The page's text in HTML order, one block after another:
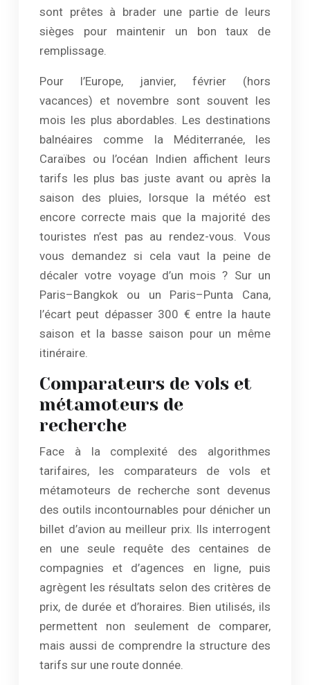
sont prêtes à brader une partie de leurs
sièges pour maintenir un bon taux de
remplissage.
Pour l’Europe, janvier, février (hors
vacances) et novembre sont souvent les
mois les plus abordables. Les destinations
balnéaires comme la Méditerranée, les
Caraïbes ou l’océan Indien affichent leurs
tarifs les plus bas juste avant ou après la
saison des pluies, lorsque la météo est
encore correcte mais que la majorité des
touristes n’est pas au rendez-vous. Vous
vous demandez si cela vaut la peine de
décaler votre voyage d’un mois ? Sur un
Paris–Bangkok ou un Paris–Punta Cana,
l’écart peut dépasser 300 € entre la haute
saison et la basse saison pour un même
itinéraire.
Comparateurs de vols et
métamoteurs de
recherche
Face à la complexité des algorithmes
tarifaires, les comparateurs de vols et
métamoteurs de recherche sont devenus
des outils incontournables pour dénicher un
billet d’avion au meilleur prix. Ils interrogent
en une seule requête des centaines de
compagnies et d’agences en ligne, puis
agrègent les résultats selon des critères de
prix, de durée et d’horaires. Bien utilisés, ils
permettent non seulement de comparer,
mais aussi de comprendre la structure des
tarifs sur une route donnée.